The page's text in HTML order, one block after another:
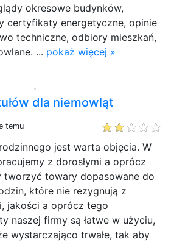
okresowe budynków,
certyfikaty energetyczne, opinie
techniczne, odbiory mieszkań,
... pokaż więcej »
dla niemowląt
temu
jest warta objęcia. W
z dorosłymi a oprócz
tworzyć towary dopasowane do
które nie rezygnują z
jakości a oprócz tego
naszej firmy są łatwe w użyciu,
wystarczająco trwałe, tak aby